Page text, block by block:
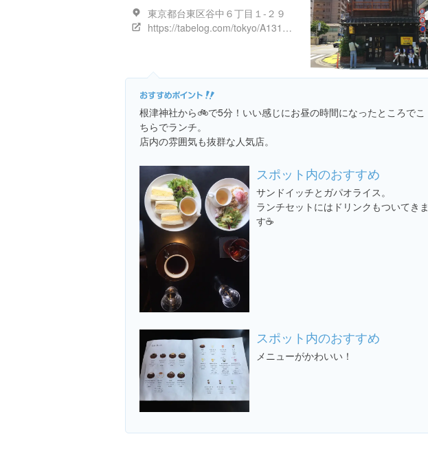
東京都台東区谷中６丁目１-２９
https://tabelog.com/tokyo/A1311/A131104/13019585/
根津神社から🚲で5分！いい感じにお昼の時間になったところでこ
ちらでランチ。
店内の雰囲気も抜群な人気店。
スポット内のおすすめ
サンドイッチとガパオライス。
ランチセットにはドリンクもついてきま
す☕️
スポット内のおすすめ
メニューがかわいい！